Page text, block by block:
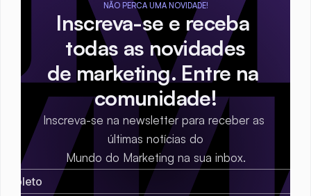
NÃO PERCA UMA NOVIDADE!
Inscreva-se e receba
todas as novidades
de marketing. Entre na
comunidade!
Inscreva-se na newsletter para receber as
últimas notícias do
Mundo do Marketing na sua inbox.